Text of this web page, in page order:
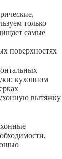
только
самые
поверхностях
кухонном
вытяжку